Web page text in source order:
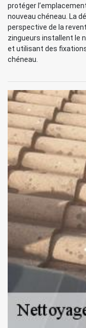
protéger
nouveau chéneau. La
perspective de la
zingueurs installent le
et utilisant des
chéneau.